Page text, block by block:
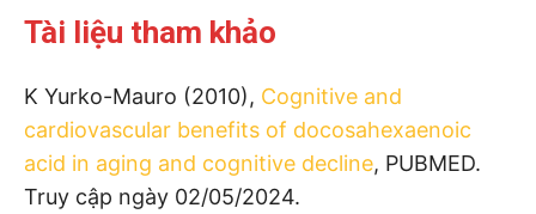
Tài liệu tham khảo
K Yurko-Mauro (2010), Cognitive and
cardiovascular benefits of docosahexaenoic
acid in aging and cognitive decline, PUBMED.
Truy cập ngày 02/05/2024.